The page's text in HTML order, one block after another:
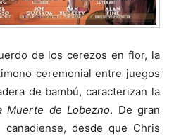
de los cerezos en flor, la
ceremonial entre juegos
de bambú, caracterizan la
Muerte de Lobezno. De gran
desde que Chris